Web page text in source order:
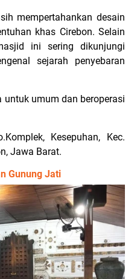
mempertahankan desain
khas Cirebon. Selain
ini sering dikunjungi
sejarah penyebaran
untuk umum dan beroperasi
Kesepuhan, Kec.
Jawa Barat.
Gunung Jati